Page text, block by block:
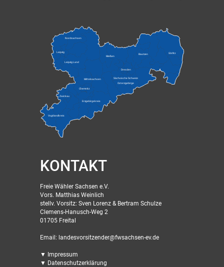
Bautzen Görlitz
Leipzig
Leipzig Land
Meißen
Erzgebirgskreis
Mittelsachsen
Nordsachsen
Osterzgebirge
Sächsische Schweiz-
Vogtlandkreis
Zwickau
Dresden
Chemnitz
KONTAKT
Freie Wähler Sachsen e.V.
Vors. Matthias Weinlich
stellv. Vorsitz: Sven Lorenz & Bertram Schulze
Clemens-Hanusch-Weg 2
01705 Freital
Email: landesvorsitzender@fwsachsen-ev.de
▼ Impressum
▼ Datenschutzerklärung